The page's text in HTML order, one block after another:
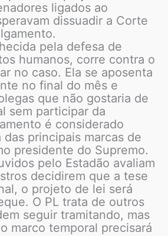
ligados ao
dissuadir a Corte
pela defesa de
humanos, corre contra o
no caso. Ela se aposenta
no final do mês e
que não gostaria de
sem participar da
é considerado
principais marcas de
presidente do Supremo.
pelo Estadão avaliam
decidirem que a tese
o projeto de lei será
O PL trata de outros
seguir tramitando, mas
marco temporal precisará